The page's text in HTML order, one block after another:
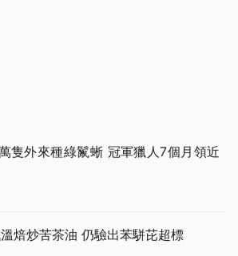
隻外來種綠鬣蜥 冠軍獵人7個月領近
焙炒苦茶油 仍驗出苯駢芘超標